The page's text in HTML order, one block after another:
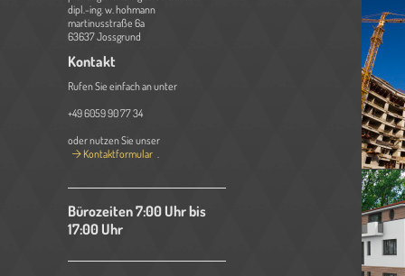
dipl.-ing. w. hohmann
martinusstraße 6a
63637 Jossgrund
Kontakt
Rufen Sie einfach an unter
+49 6059 90 77 34
oder nutzen Sie unser
Kontaktformular .
Bürozeiten 7:00 Uhr bis
17:00 Uhr